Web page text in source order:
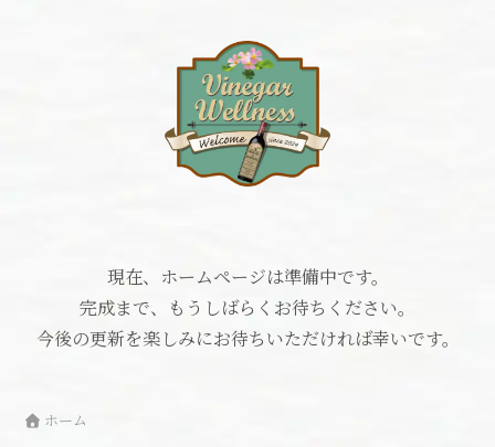
現在、ホームページは準備中です。
完成まで、もうしばらくお待ちください。
今後の更新を楽しみにお待ちいただければ幸いです。
ホーム